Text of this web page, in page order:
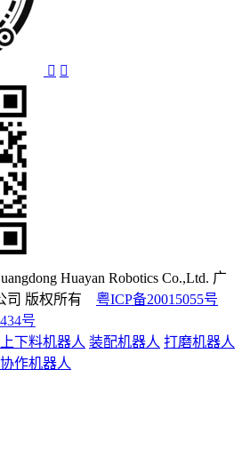
Huayan Robotics Co.,Ltd. 广
司 版权所有 粤ICP备20015055号
号
上下料机器人 装配机器人 打磨机器人
协作机器人